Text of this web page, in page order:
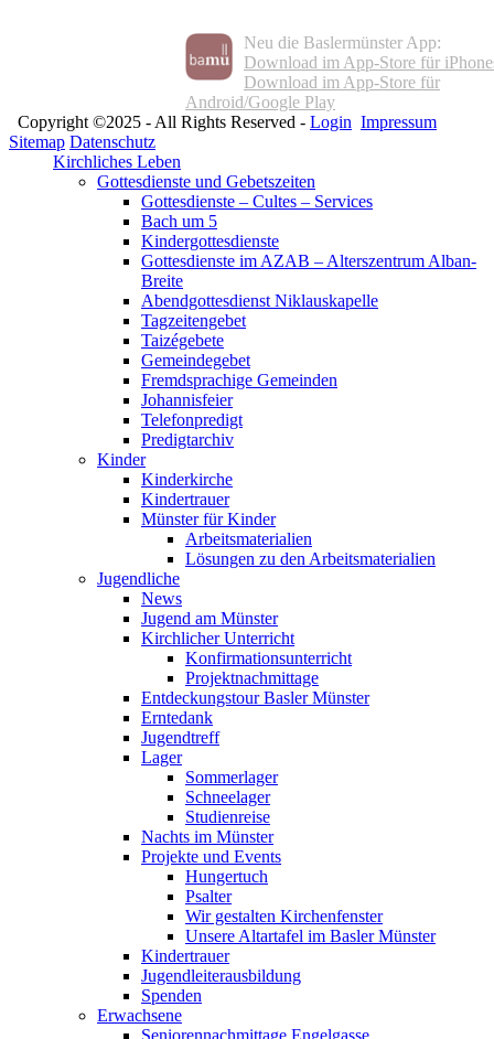
Neu die Baslermünster App:
Download im App-Store für
Download im App-Store für
Android/Google Play
Copyright ©2025 - All Rights Reserved - Login Impressum
Sitemap Datenschutz
Kirchliches Leben
Gottesdienste und Gebetszeiten
Gottesdienste – Cultes – Services
Bach um 5
Kindergottesdienste
Gottesdienste im AZAB – Alterszentrum Alban-
Breite
Abendgottesdienst Niklauskapelle
Tagzeitengebet
Taizégebete
Gemeindegebet
Fremdsprachige Gemeinden
Johannisfeier
Telefonpredigt
Predigtarchiv
Kinder
Kinderkirche
Kindertrauer
Münster für Kinder
Arbeitsmaterialien
Lösungen zu den Arbeitsmaterialien
Jugendliche
News
Jugend am Münster
Kirchlicher Unterricht
Konfirmationsunterricht
Projektnachmittage
Entdeckungstour Basler Münster
Erntedank
Jugendtreff
Lager
Sommerlager
Schneelager
Studienreise
Nachts im Münster
Projekte und Events
Hungertuch
Psalter
Wir gestalten Kirchenfenster
Unsere Altartafel im Basler Münster
Kindertrauer
Jugendleiterausbildung
Spenden
Erwachsene
Seniorennachmittage Engelgasse